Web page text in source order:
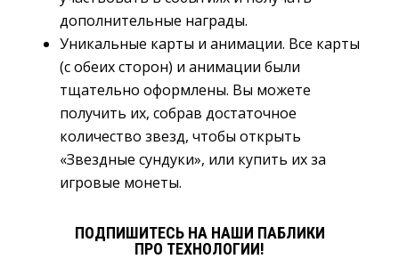
дополнительные награды.
Уникальные карты и анимации. Все карты
(с обеих сторон) и анимации были
тщательно оформлены. Вы можете
получить их, собрав достаточное
количество звезд, чтобы открыть
«Звездные сундуки», или купить их за
игровые монеты.
ПОДПИШИТЕСЬ НА НАШИ ПАБЛИКИ
ПРО ТЕХНОЛОГИИ!